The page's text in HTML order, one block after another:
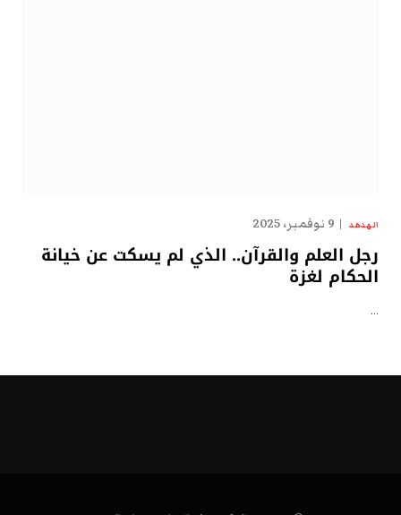
الهدهد 9 نوفمبر، 2025
رجل العلم والقرآن.. الذي لم يسكت عن خيانة
الحكام لغزة
…